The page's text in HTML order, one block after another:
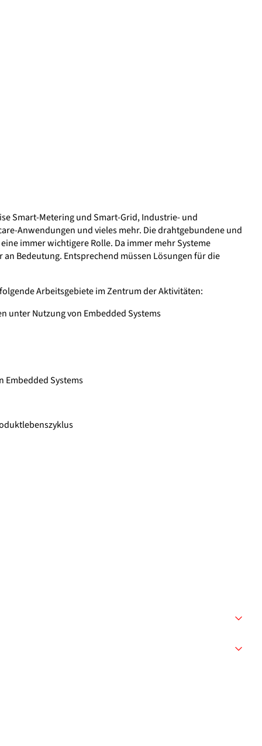
Smart-Metering und Smart-Grid, Industrie- und
Anwendungen und vieles mehr. Die drahtgebundene und
immer wichtigere Rolle. Da immer mehr Systeme
Bedeutung. Entsprechend müssen Lösungen für die
Arbeitsgebiete im Zentrum der Aktivitäten:
Nutzung von Embedded Systems
Systems